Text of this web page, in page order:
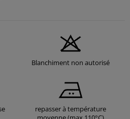
Blanchiment non autorisé
repasser à température